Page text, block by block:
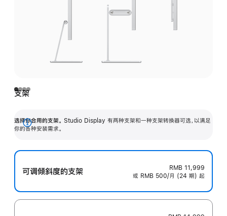
支架
选择你合用的支架。 Studio Display 有两种支架和一种支架转换器可选，以满足
你的各种安装需求。
展
可调倾斜度的支架
RMB 11,999
或 RMB 500/月 (24 期) 起